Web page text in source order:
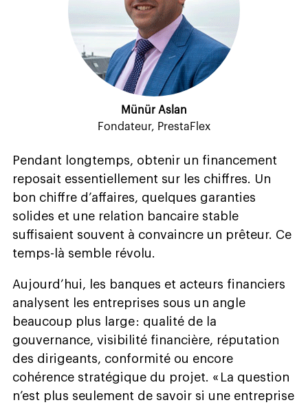
Münür Aslan
Fondateur, PrestaFlex
Pendant longtemps, obtenir un financement
reposait essentiellement sur les chiffres. Un
bon chiffre d’affaires, quelques garanties
solides et une relation bancaire stable
suffisaient souvent à convaincre un prêteur. Ce
temps-là semble révolu.
Aujourd’hui, les banques et acteurs financiers
analysent les entreprises sous un angle
beaucoup plus large : qualité de la
gouvernance, visibilité financière, réputation
des dirigeants, conformité ou encore
cohérence stratégique du projet. « La question
n’est plus seulement de savoir si une entreprise